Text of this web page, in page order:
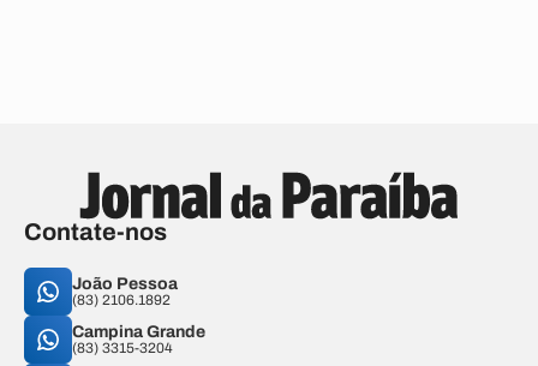
Contate-nos
João Pessoa
(83) 2106.1892
Campina Grande
(83) 3315-3204